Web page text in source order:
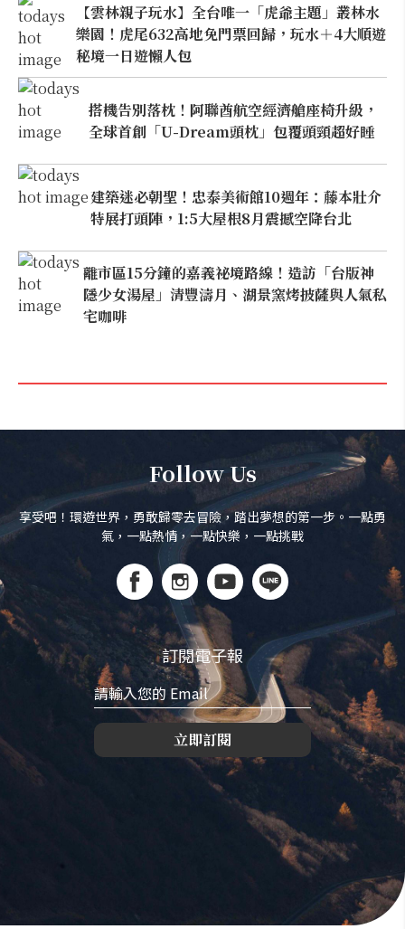
【雲林親子玩水】全台唯一「虎爺主題」叢林水
樂園！虎尾632高地免門票回歸，玩水＋4大順遊
秘境一日遊懶人包
搭機告別落枕！阿聯酋航空經濟艙座椅升級，
全球首創「U-Dream頭枕」包覆頭頸超好睡
建築迷必朝聖！忠泰美術館10週年：藤本壯介
特展打頭陣，1:5大屋根8月震撼空降台北
離市區15分鐘的嘉義祕境路線！造訪「台版神
隱少女湯屋」清豐濤月、湖景窯烤披薩與人氣私
宅咖啡
Follow Us
享受吧！環遊世界，勇敢歸零去冒險，踏出夢想的第一步。一點勇
氣，一點熱情，一點快樂，一點挑戰
訂閱電子報
立即訂閱